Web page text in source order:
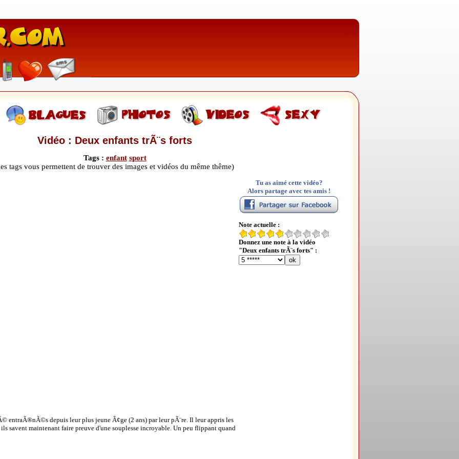
Vidéo : Deux enfants trÃ¨s forts
Tags : enfant sport
tags vous permettent de trouver des images et vidéos du même thême)
entraÃ®nÃ©s depuis leur plus jeune Ã¢ge (2 ans) par leur pÃ¨re. Il leur appris les
savent maintenant faire preuve d'une souplesse incroyable. Un peu flippant quand
Tu as aimé cette vidéo?
Alors partage avec tes amis !
Note actuelle :
Donnez une note à la vidéo
"Deux enfants trÃ¨s forts" :